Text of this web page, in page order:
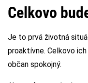
Celkovo
Je to prvá životná
proaktívne. Celkovo
občan spokojný.